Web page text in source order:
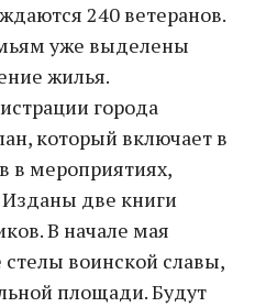
240 ветеранов.
уже выделены
жилья.
города
который включает в
в мероприятиях,
две книги
В начале мая
воинской славы,
площади. Будут